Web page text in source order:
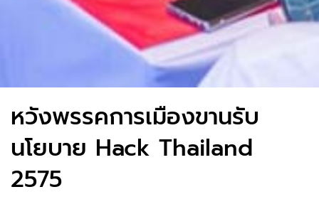
หวังพรรคการเมืองขานรับ
นโยบาย Hack Thailand
2575